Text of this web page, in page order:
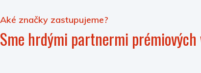
Aké značky zastupujeme?
Sme hrdými partnermi prémiových